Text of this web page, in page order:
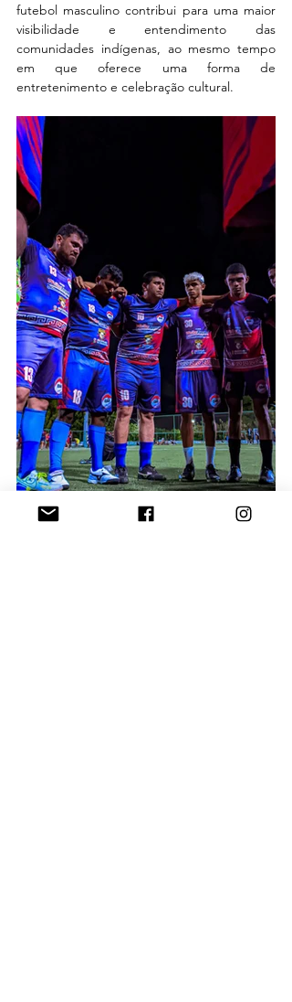
futebol masculino contribui para uma maior
visibilidade e entendimento das
comunidades indígenas, ao mesmo tempo
em que oferece uma forma de
entretenimento e celebração cultural.